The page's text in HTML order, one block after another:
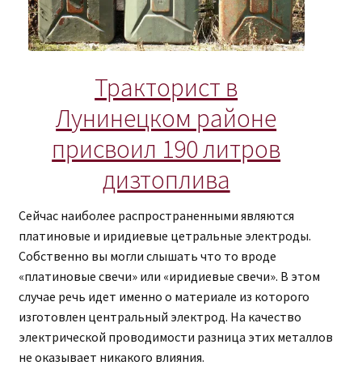
Тракторист в
Лунинецком районе
присвоил 190 литров
дизтоплива
Сейчас наиболее распространенными являются
платиновые и иридиевые цетральные электроды.
Собственно вы могли слышать что то вроде
«платиновые свечи» или «иридиевые свечи». В этом
случае речь идет именно о материале из которого
изготовлен центральный электрод. На качество
электрической проводимости разница этих металлов
не оказывает никакого влияния.